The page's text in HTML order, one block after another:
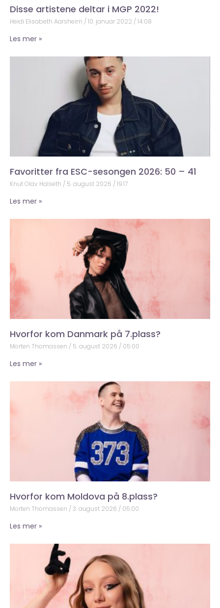
Disse artistene deltar i MGP 2022!
Heidi Elisabeth Aarsheim 10. januar 2022 14:08
Les mer »
Favoritter fra ESC-sesongen 2026: 50 – 41
Knut Olav Halseth 5. august 2026 19:17
Les mer »
Hvorfor kom Danmark på 7.plass?
Morten Thomassen 5. august 2026 05:00
Les mer »
Hvorfor kom Moldova på 8.plass?
Morten Thomassen 3. august 2026 05:00
Les mer »